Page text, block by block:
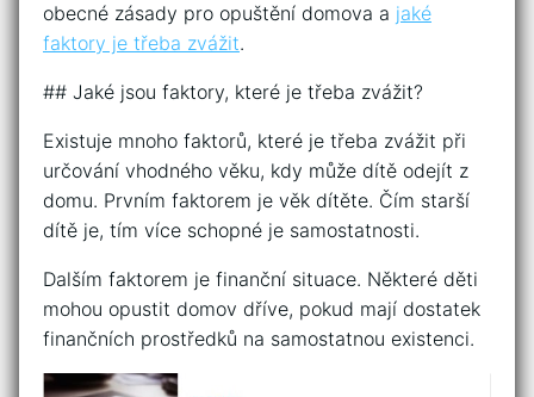
obecné zásady pro opuštění domova a jaké
faktory je třeba zvážit.
## Jaké jsou faktory, které je třeba zvážit?
Existuje mnoho faktorů, které je třeba zvážit při
určování vhodného věku, kdy může dítě odejít z
domu. Prvním faktorem je věk dítěte. Čím starší
dítě je, tím více schopné je samostatnosti.
Dalším faktorem je finanční situace. Některé děti
mohou opustit domov dříve, pokud mají dostatek
finančních prostředků na samostatnou existenci.